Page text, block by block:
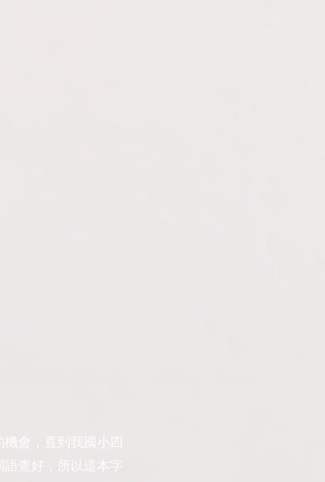
會，直到我國小四
查好，所以這本字